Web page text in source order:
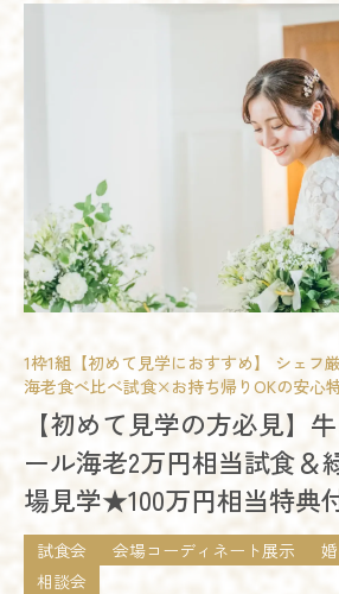
詳細を見る
予約する
10:00 - 13:00
15:00 - 18:00
詳細を見る
予約する
試食会 会場コーディネート展示
相談会
開催時間
17:00 - 20:00
残席◯あり △残りわずか×満席
詳細を見る
模擬挙式 模擬披露宴
試食会
会場コーディネート展示
婚礼アイテ
お得なご来館特典プレゼント
開催時間
09:00 - 12:00
10:00 - 13:00
14:00 - 17:00
15:00 - 16:00
18:00 - 21:00
1枠1組【初めて見学におすすめ】 シェフ
海老食べ比べ試食×お持ち帰りOKの安心
【初めて見学の方必見】
ール海老2万円相当試食＆
場見学★100万円相当特典
試食会 会場コーディネート展示
相談会